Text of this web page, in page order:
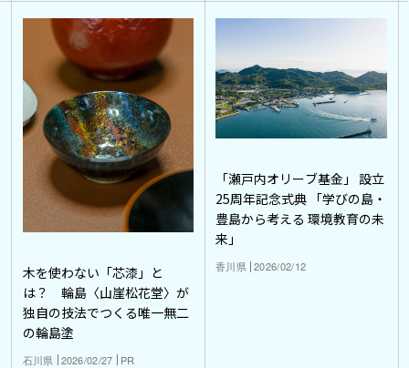
木を使わない「芯漆」と
は？ 輪島〈山崖松花堂〉が
独自の技法でつくる唯一無二
の輪島塗
石川県 2026/02/27 PR
「瀬戸内オリーブ基金」 設立
25周年記念式典 「学びの島・
豊島から考える 環境教育の未
来」
香川県 2026/02/12